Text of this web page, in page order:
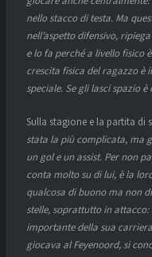
nello stacco di testa. Ma
nell’aspetto difensivo,
e lo fa perché a livello fisico
crescita fisica del ragazzo è
speciale. Se gli lasci spazio
Sulla stagione e la partita di
stata la più complicata, ma
un gol e un assist. Per non
conta molto su di lui, è la
qualcosa di buono ma non
stelle, soprattutto in
importante della sua
giocava al Feyenoord, si